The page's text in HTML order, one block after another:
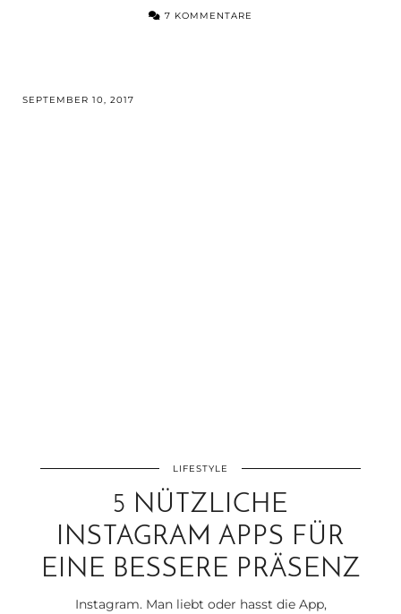
7 KOMMENTARE
SEPTEMBER 10, 2017
LIFESTYLE
5 NÜTZLICHE
INSTAGRAM APPS FÜR
EINE BESSERE PRÄSENZ
Instagram. Man liebt oder hasst die App,